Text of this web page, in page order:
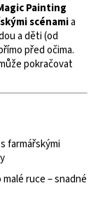
Painting
scénamia
a děti (od
před očima.
pokračovat
s farmářskými
ruce – snadné